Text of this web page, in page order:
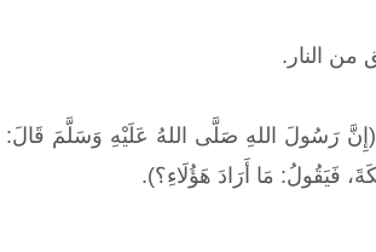
النار.
رَسُولَ اللهِ صَلَّى اللهُ عَلَيْهِ وَسَلَّمَ قَالَ:
فَيَقُولُ: مَا أَرَادَ هَؤُلَاءِ؟).